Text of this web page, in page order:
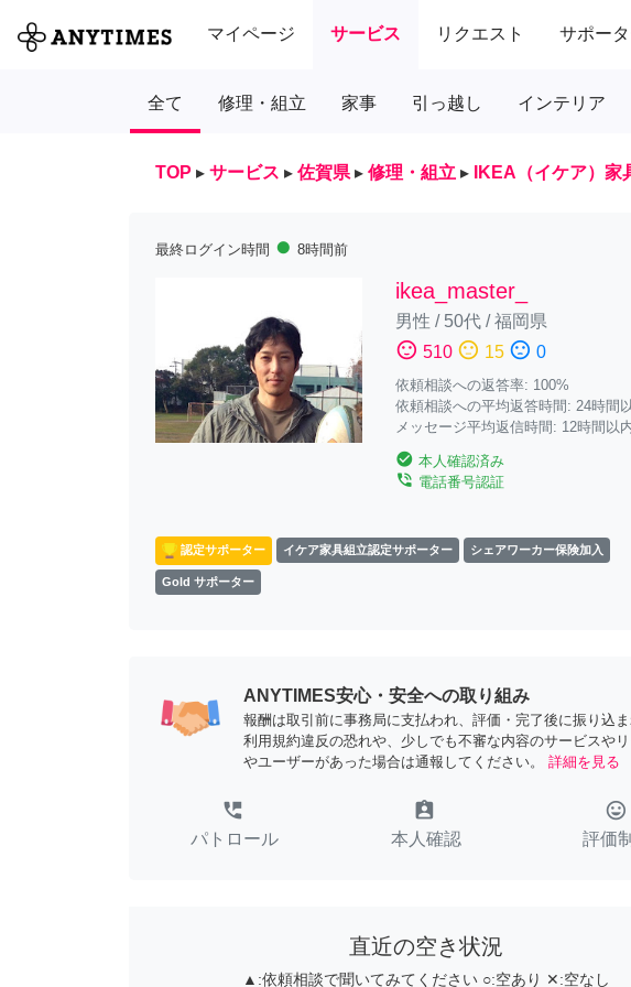
マイページ サービス リクエスト サポー
全て 修理・組立 家事 引っ越し インテリア
TOP ▸ サービス ▸ 佐賀県 ▸ 修理・組立 ▸ IKEA（イケア）家
最終ログイン時間 fiber_manual_record 8時間前
ikea_master_
男性 / 50代/福岡県
sentiment_satisfied 510 sentiment_neutral 15 sentiment_dissatisfied 0
依頼相談への返答率: 100%
依頼相談への平均返答時間: 24時間
メッセージ平均返信時間: 12時間以
check_circle 本人確認済み
phone_in_talk 電話番号認証
認定サポーター イケア家具組立認定サポーター シェアワーカー保険加入
Gold サポーター
ANYTIMES安心・安全への取り組み
報酬は取引前に事務局に支払われ、評価・完了後に振り込ま
利用規約違反の恐れや、少しでも不審な内容のサービスやリ
やユーザーがあった場合は通報してください。
詳細を見る
perm_phone_msg
パトロール
assignment_ind
本人確認
tag_faces
評価
直近の空き状況
▲:依頼相談で聞いてみてください ○:空あり ✕:空なし